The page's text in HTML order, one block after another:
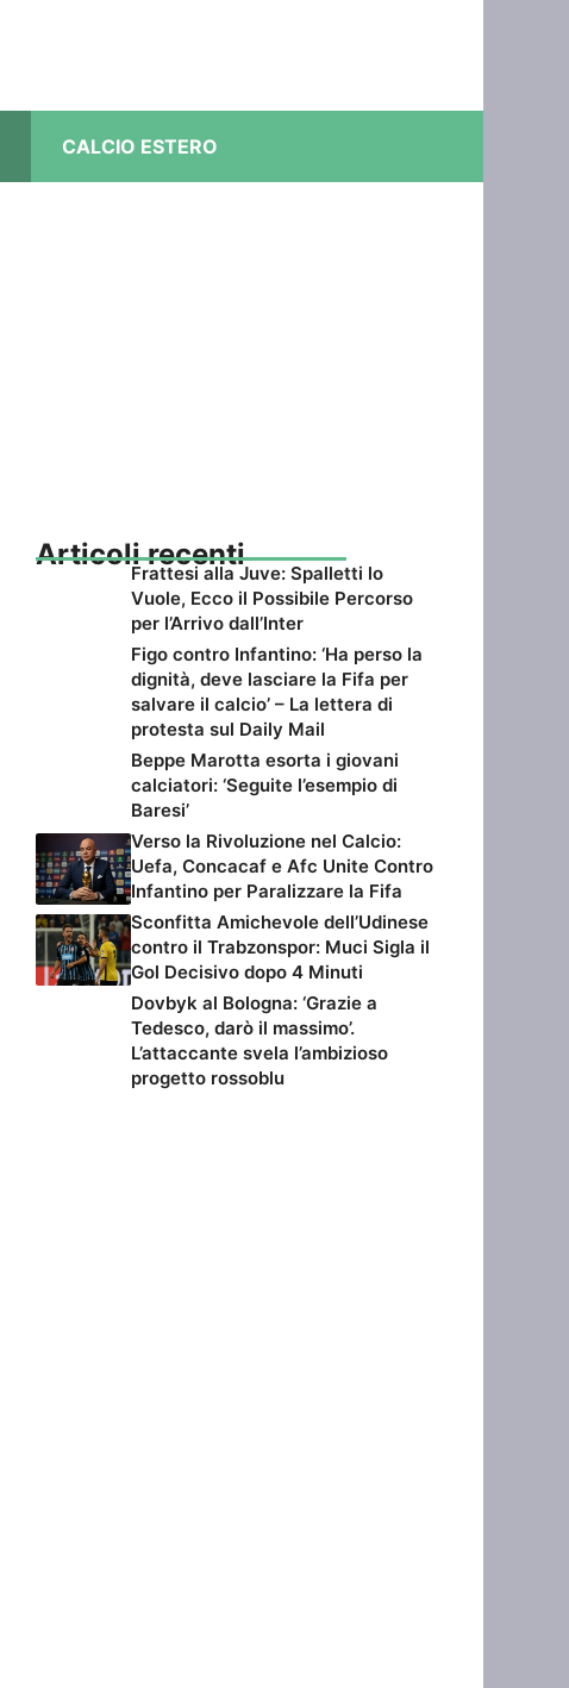
CALCIO ESTERO
Articoli recenti
Frattesi alla Juve: Spalletti lo
Vuole, Ecco il Possibile Percorso
per l’Arrivo dall’Inter
Figo contro Infantino: ‘Ha perso la
dignità, deve lasciare la Fifa per
salvare il calcio’ – La lettera di
protesta sul Daily Mail
Beppe Marotta esorta i giovani
calciatori: ‘Seguite l’esempio di
Baresi’
Verso la Rivoluzione nel Calcio:
Uefa, Concacaf e Afc Unite Contro
Infantino per Paralizzare la Fifa
Sconfitta Amichevole dell’Udinese
contro il Trabzonspor: Muci Sigla il
Gol Decisivo dopo 4 Minuti
Dovbyk al Bologna: ‘Grazie a
Tedesco, darò il massimo’.
L’attaccante svela l’ambizioso
progetto rossoblu